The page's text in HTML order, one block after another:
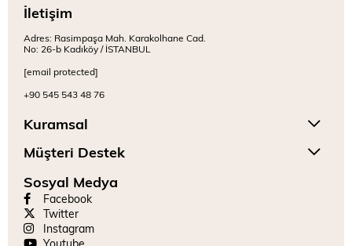
İletişim
Adres: Rasimpaşa Mah. Karakolhane Cad.
No: 26-b Kadıköy / İSTANBUL
[email protected]
+90 545 543 48 76
Kuramsal
Müşteri Destek
Sosyal Medya
Facebook
Twitter
Instagram
Youtube